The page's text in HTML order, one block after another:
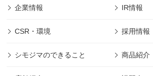
企業情報 IR情報
CSR・環境 採用情報
シモジマのできること 商品紹介